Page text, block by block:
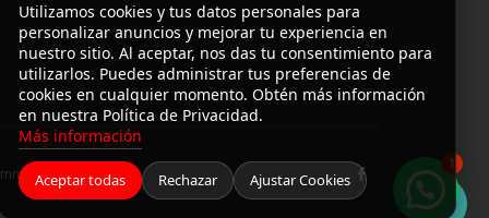
1
¡Hola! ¿en qué puedo ayudarte?
Utilizamos cookies y tus datos personales para
personalizar anuncios y mejorar tu experiencia en
nuestro sitio. Al aceptar, nos das tu consentimiento para
utilizarlos. Puedes administrar tus preferencias de
cookies en cualquier momento. Obtén más información
en nuestra Política de Privacidad.
Más información
Aceptar todas Rechazar Ajustar Cookies